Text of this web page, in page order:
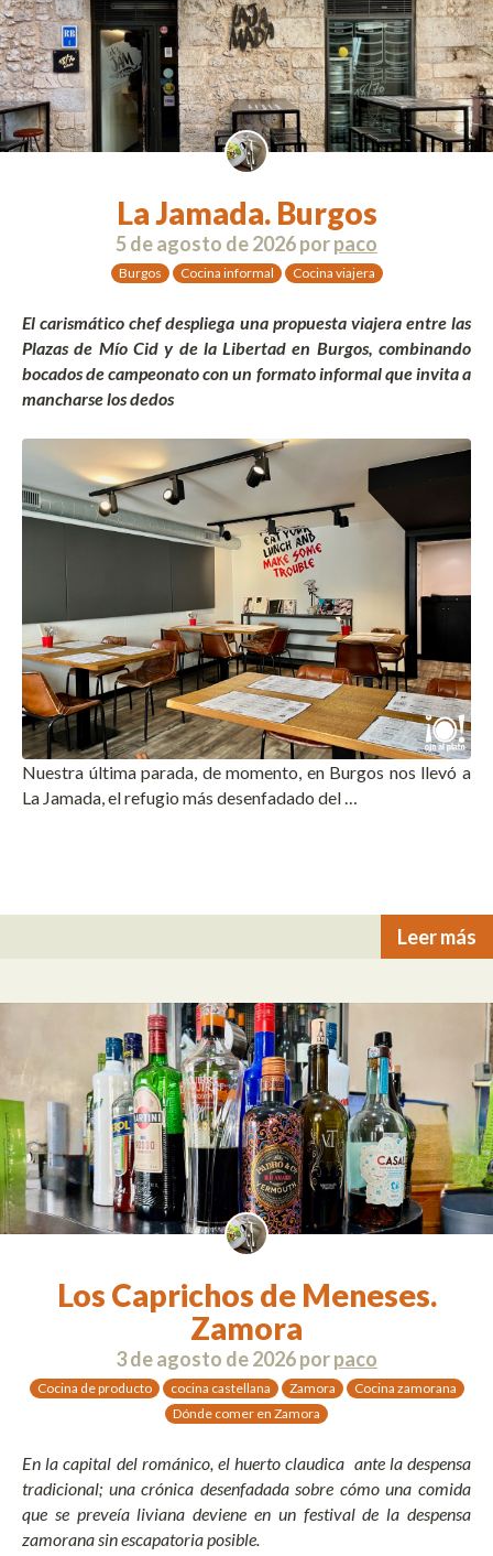
La Jamada. Burgos
5 de agosto de 2026porpaco
Burgos Cocina informal Cocina viajera
El carismático chef despliega una propuesta viajera entre las
Plazas de Mío Cid y de la Libertad en Burgos, combinando
bocados de campeonato con un formato informal que invita a
mancharse los dedos
Nuestra última parada, de momento, en Burgos nos llevó a
La Jamada, el refugio más desenfadado del …
Leer más
Los Caprichos de Meneses.
Zamora
3 de agosto de 2026porpaco
Cocina de producto cocina castellana Zamora
Cocina zamorana
Dónde comer en Zamora
En la capital del románico, el huerto claudica ante la despensa
tradicional; una crónica desenfadada sobre cómo una comida
que se preveía liviana deviene en un festival de la despensa
zamorana sin escapatoria posible.